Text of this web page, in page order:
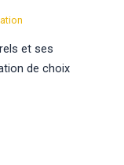
et ses
de choix